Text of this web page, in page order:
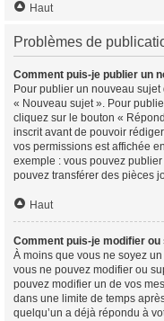
Haut
Problèmes de
Comment puis-je publier un
Pour publier un nouveau
« Nouveau sujet ». Pour
cliquez sur le bouton «
inscrit avant de pouvoir
vos permissions est affichée
exemple : vous pouvez
pouvez transférer des pièces
Haut
Comment puis-je modifier
À moins que vous ne soyez
vous ne pouvez modifier ou
pouvez modifier un de vos
dans une limite de temps
quelqu’un a déjà répondu à